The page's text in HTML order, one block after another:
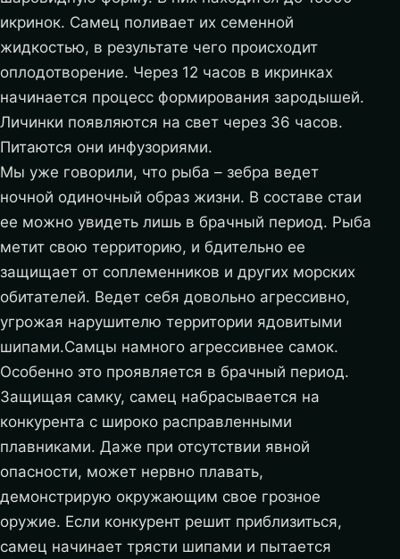
икринок. Самец поливает их семенной
жидкостью, в результате чего происходит
оплодотворение. Через 12 часов в икринках
начинается процесс формирования зародышей.
Личинки появляются на свет через 36 часов.
Питаются они инфузориями.
Мы уже говорили, что рыба – зебра ведет
ночной одиночный образ жизни. В составе стаи
ее можно увидеть лишь в брачный период. Рыба
метит свою территорию, и бдительно ее
защищает от соплеменников и других морских
обитателей. Ведет себя довольно агрессивно,
угрожая нарушителю территории ядовитыми
шипами.Самцы намного агрессивнее самок.
Особенно это проявляется в брачный период.
Защищая самку, самец набрасывается на
конкурента с широко расправленными
плавниками. Даже при отсутствии явной
опасности, может нервно плавать,
демонстрирую окружающим свое грозное
оружие. Если конкурент решит приблизиться,
самец начинает трясти шипами и пытается